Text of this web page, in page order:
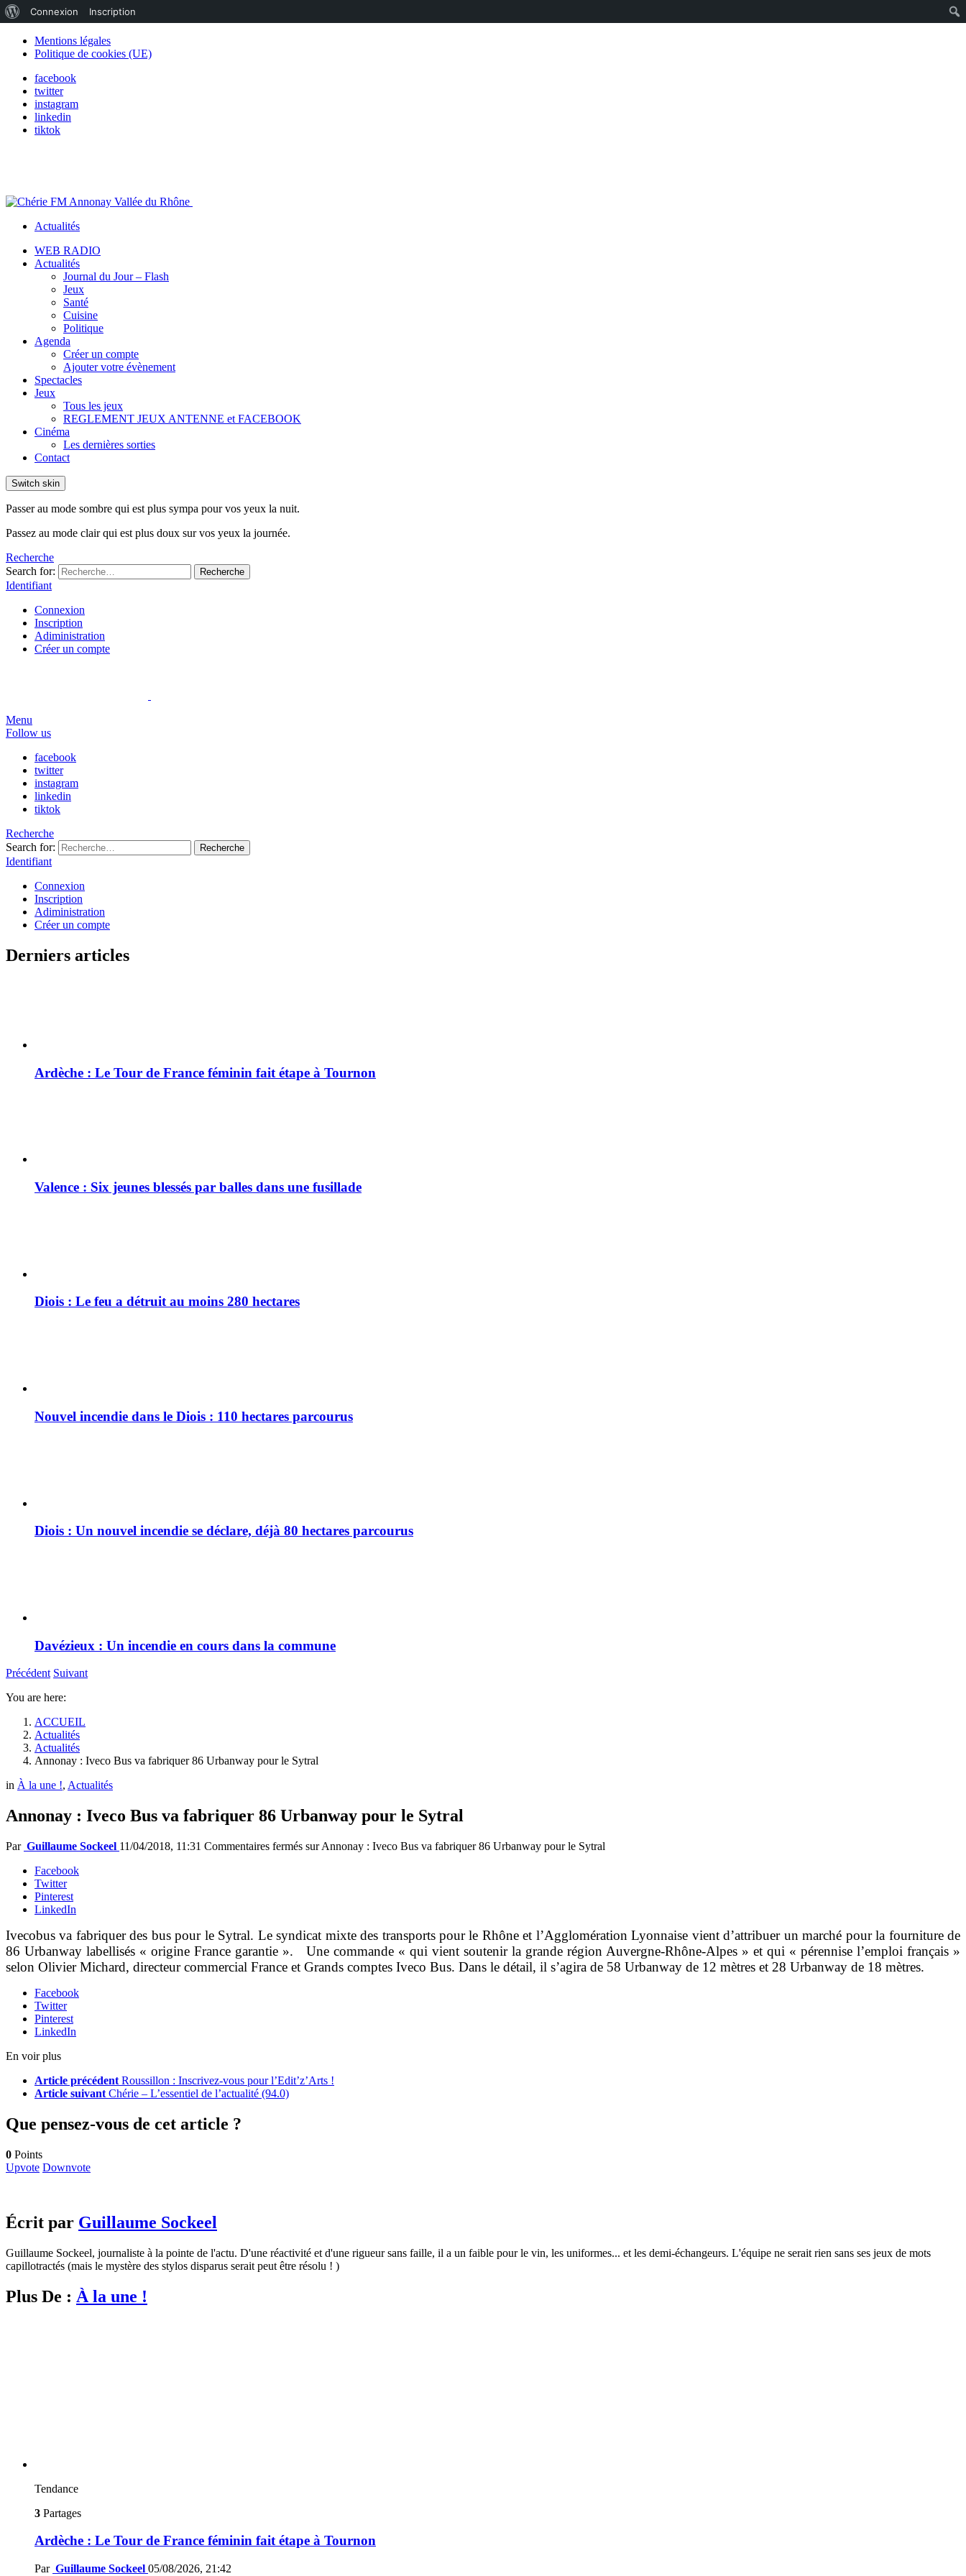
Mentions légales
Politique de cookies (UE)
facebook
twitter
instagram
linkedin
tiktok
Actualités
WEB RADIO
Actualités
Journal du Jour – Flash
Jeux
Santé
Cuisine
Politique
Agenda
Créer un compte
Ajouter votre évènement
Spectacles
Jeux
Tous les jeux
REGLEMENT JEUX ANTENNE et FACEBOOK
Cinéma
Les dernières sorties
Contact
Switch skin
Passer au mode sombre qui est plus sympa pour vos yeux la nuit.
Passez au mode clair qui est plus doux sur vos yeux la journée.
Recherche
Search for:
Recherche
Identifiant
Connexion
Inscription
Adiministration
Créer un compte
Menu
Follow us
facebook
twitter
instagram
linkedin
tiktok
Recherche
Search for:
Recherche
Identifiant
Connexion
Inscription
Adiministration
Créer un compte
Derniers articles
Ardèche : Le Tour de France féminin fait étape à Tournon
Valence : Six jeunes blessés par balles dans une fusillade
Diois : Le feu a détruit au moins 280 hectares
Nouvel incendie dans le Diois : 110 hectares parcourus
Diois : Un nouvel incendie se déclare, déjà 80 hectares parcourus
Davézieux : Un incendie en cours dans la commune
Précédent Suivant
You are here:
ACCUEIL
Actualités
Actualités
Annonay : Iveco Bus va fabriquer 86 Urbanway pour le Sytral
in À la une !, Actualités
Annonay : Iveco Bus va fabriquer 86 Urbanway pour le Sytral
Par Guillaume Sockeel 11/04/2018, 11:31 Commentaires fermés sur Annonay : Iveco Bus va fabriquer 86 Urbanway pour le Sytral
Facebook
Twitter
Pinterest
LinkedIn
Ivecobus va fabriquer des bus pour le Sytral. Le syndicat mixte des transports pour le Rhône et l’Agglomération Lyonnaise vient d’attribuer un marché pour la fourniture de
86 Urbanway labellisés « origine France garantie ». Une commande « qui vient soutenir la grande région Auvergne-Rhône-Alpes » et qui « pérennise l’emploi français »
selon Olivier Michard, directeur commercial France et Grands comptes Iveco Bus. Dans le détail, il s’agira de 58 Urbanway de 12 mètres et 28 Urbanway de 18 mètres.
Facebook
Twitter
Pinterest
LinkedIn
En voir plus
Article précédent Roussillon : Inscrivez-vous pour l’Edit’z’Arts !
Article suivant Chérie – L’essentiel de l’actualité (94.0)
Que pensez-vous de cet article ?
0 Points
Upvote Downvote
Écrit par Guillaume Sockeel
Guillaume Sockeel, journaliste à la pointe de l'actu. D'une réactivité et d'une rigueur sans faille, il a un faible pour le vin, les uniformes... et les demi-échangeurs. L'équipe ne serait rien sans ses jeux de mots
capillotractés (mais le mystère des stylos disparus serait peut être résolu ! )
Plus De : À la une !
Tendance
3 Partages
Ardèche : Le Tour de France féminin fait étape à Tournon
Par Guillaume Sockeel 05/08/2026, 21:42
de
WordPress
Connexion Inscription